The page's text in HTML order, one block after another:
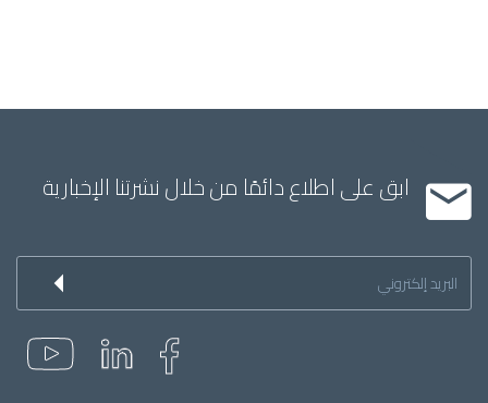
ابق على اطلاع دائمًا من خلال نشرتنا الإخبارية
Inscription
la